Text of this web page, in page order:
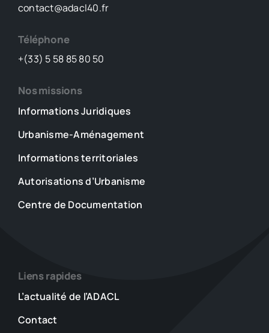
contact@adacl40.fr
Téléphone
+(33) 5 58 85 80 50
Nos missions
Informations Juridiques
Urbanisme-Aménagement
Informations territoriales
Autorisations d’Urbanisme
Centre de Documentation
Liens rapides
L’actualité de l’ADACL
Contact